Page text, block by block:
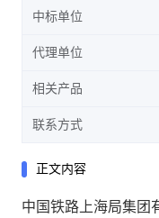
中标单位
代理单位
相关产品
联系方式
正文内容
中国铁路上海局集团